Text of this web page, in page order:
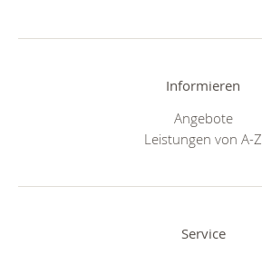
Informieren
Angebote
Leistungen von A-Z
Service